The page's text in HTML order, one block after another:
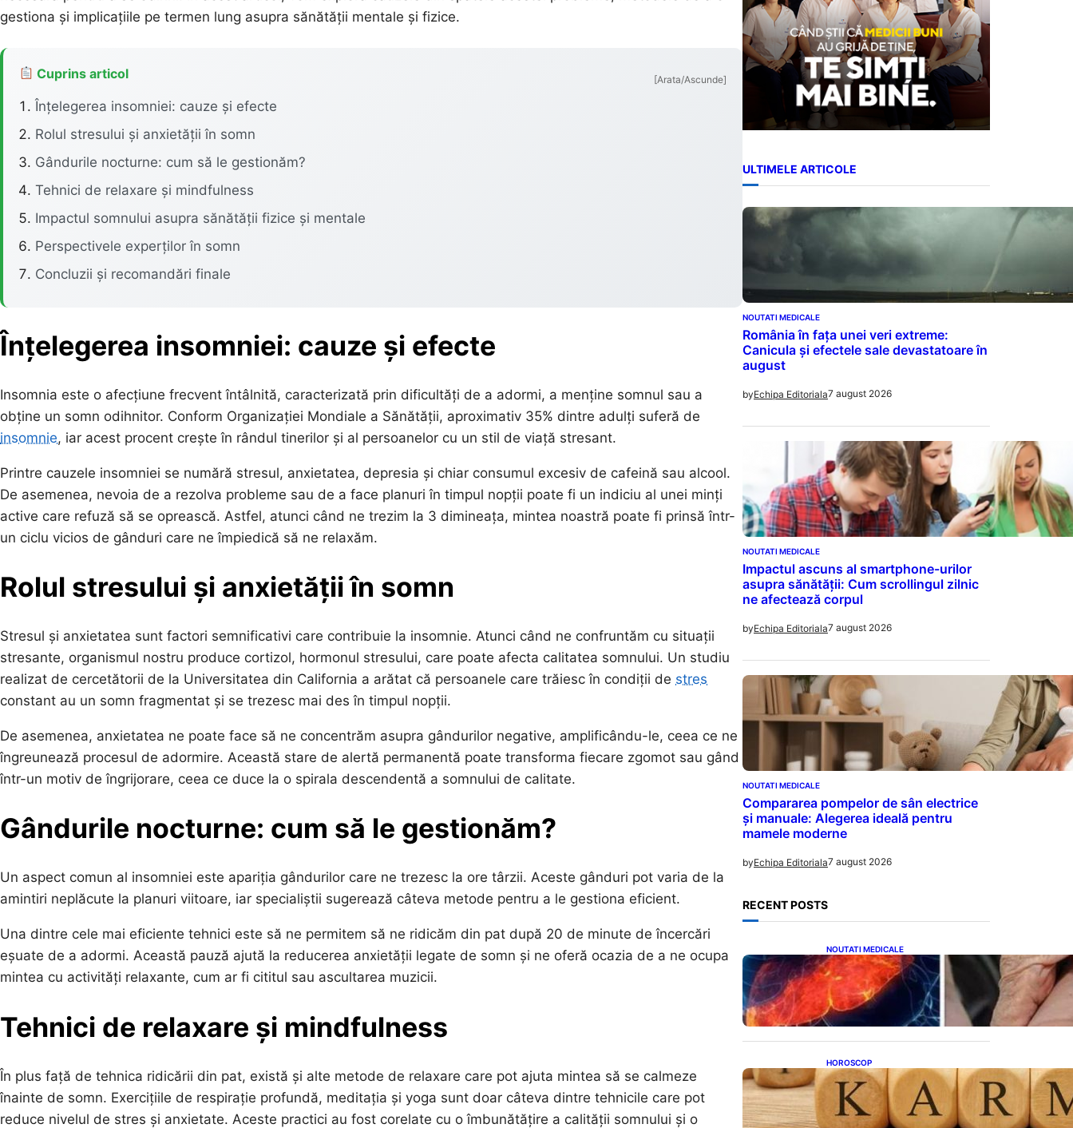
gestiona și implicațiile pe termen lung asupra sănătății mentale și fizice.
Cuprins articol [Arata/Ascunde]
Înțelegerea insomniei: cauze și efecte
Rolul stresului și anxietății în somn
Gândurile nocturne: cum să le gestionăm?
Tehnici de relaxare și mindfulness
Impactul somnului asupra sănătății fizice și mentale
Perspectivele experților în somn
Concluzii și recomandări finale
Înțelegerea insomniei: cauze și efecte
Insomnia este o afecțiune frecvent întâlnită, caracterizată prin dificultăți de a adormi, a menține somnul sau a
obține un somn odihnitor. Conform Organizației Mondiale a Sănătății, aproximativ 35% dintre adulți suferă de
insomnie, iar acest procent crește în rândul tinerilor și al persoanelor cu un stil de viață stresant.
Printre cauzele insomniei se numără stresul, anxietatea, depresia și chiar consumul excesiv de cafeină sau alcool.
De asemenea, nevoia de a rezolva probleme sau de a face planuri în timpul nopții poate fi un indiciu al unei minți
active care refuză să se oprească. Astfel, atunci când ne trezim la 3 dimineața, mintea noastră poate fi prinsă într-
un ciclu vicios de gânduri care ne împiedică să ne relaxăm.
Rolul stresului și anxietății în somn
Stresul și anxietatea sunt factori semnificativi care contribuie la insomnie. Atunci când ne confruntăm cu situații
stresante, organismul nostru produce cortizol, hormonul stresului, care poate afecta calitatea somnului. Un studiu
realizat de cercetătorii de la Universitatea din California a arătat că persoanele care trăiesc în condiții de stres
constant au un somn fragmentat și se trezesc mai des în timpul nopții.
De asemenea, anxietatea ne poate face să ne concentrăm asupra gândurilor negative, amplificându-le, ceea ce ne
îngreunează procesul de adormire. Această stare de alertă permanentă poate transforma fiecare zgomot sau gând
într-un motiv de îngrijorare, ceea ce duce la o spirala descendentă a somnului de calitate.
Gândurile nocturne: cum să le gestionăm?
Un aspect comun al insomniei este apariția gândurilor care ne trezesc la ore târzii. Aceste gânduri pot varia de la
amintiri neplăcute la planuri viitoare, iar specialiștii sugerează câteva metode pentru a le gestiona eficient.
Una dintre cele mai eficiente tehnici este să ne permitem să ne ridicăm din pat după 20 de minute de încercări
eșuate de a adormi. Această pauză ajută la reducerea anxietății legate de somn și ne oferă ocazia de a ne ocupa
mintea cu activități relaxante, cum ar fi cititul sau ascultarea muzicii.
Tehnici de relaxare și mindfulness
În plus față de tehnica ridicării din pat, există și alte metode de relaxare care pot ajuta mintea să se calmeze
înainte de somn. Exercițiile de respirație profundă, meditația și yoga sunt doar câteva dintre tehnicile care pot
reduce nivelul de stres și anxietate. Aceste practici au fost corelate cu o îmbunătățire a calității somnului și o
ULTIMELE ARTICOLE
NOUTATI MEDICALE
România în fața unei veri extreme:
Canicula și efectele sale devastatoare în
august
byEchipa Editoriala7 august 2026
NOUTATI MEDICALE
Impactul ascuns al smartphone-urilor
asupra sănătății: Cum scrollingul zilnic
ne afectează corpul
byEchipa Editoriala7 august 2026
NOUTATI MEDICALE
Compararea pompelor de sân electrice
și manuale: Alegerea ideală pentru
mamele moderne
byEchipa Editoriala7 august 2026
RECENT POSTS
NOUTATI MEDICALE
Ficatul Gras: Semnalul Ușor
Ignorat de la Picioare și
Importanța Diagnosticării
Timpurii
HOROSCOP
Eclipsa și Karma: Impactul
Emoțional Asupra Zodiilor
Leu și Vărsător